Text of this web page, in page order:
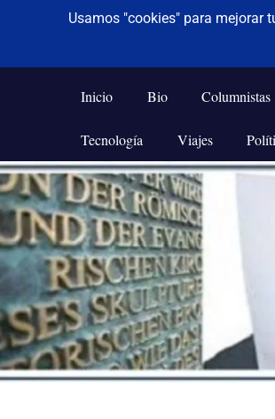
Saltar
al
contenido
De todo un poco
Frases,
Humor,
Tecnología
y
Viajes
Inicio Bio Columnistas
Tecnología Viajes